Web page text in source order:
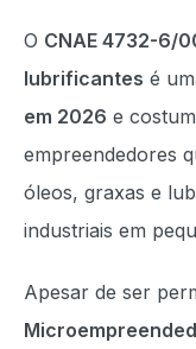
O CNAE 4732-6/
lubrificantes é
em 2026 e
empreendedores
óleos, graxas e
industriais em
Apesar de ser